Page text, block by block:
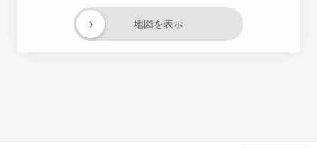
地図を表示
›